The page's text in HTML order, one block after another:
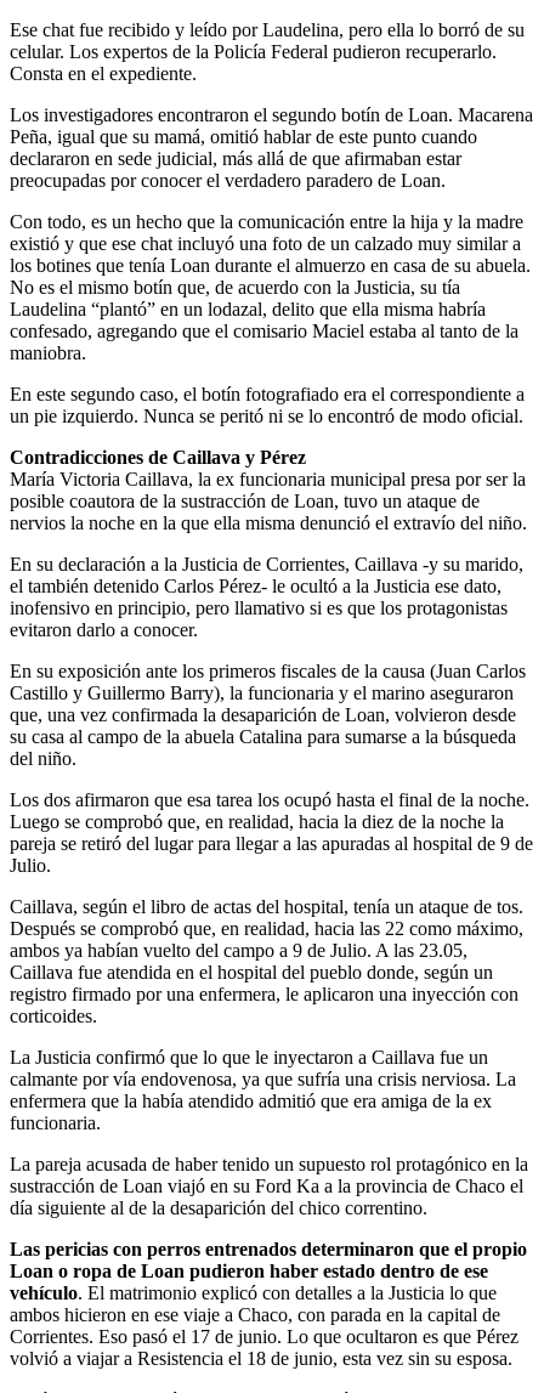
Ese chat fue recibido y leído por Laudelina, pero ella lo borró de su
celular. Los expertos de la Policía Federal pudieron recuperarlo.
Consta en el expediente.
Los investigadores encontraron el segundo botín de Loan. Macarena
Peña, igual que su mamá, omitió hablar de este punto cuando
declararon en sede judicial, más allá de que afirmaban estar
preocupadas por conocer el verdadero paradero de Loan.
Con todo, es un hecho que la comunicación entre la hija y la madre
existió y que ese chat incluyó una foto de un calzado muy similar a
los botines que tenía Loan durante el almuerzo en casa de su abuela.
No es el mismo botín que, de acuerdo con la Justicia, su tía
Laudelina “plantó” en un lodazal, delito que ella misma habría
confesado, agregando que el comisario Maciel estaba al tanto de la
maniobra.
En este segundo caso, el botín fotografiado era el correspondiente a
un pie izquierdo. Nunca se peritó ni se lo encontró de modo oficial.
Contradicciones de Caillava y Pérez
María Victoria Caillava, la ex funcionaria municipal presa por ser la
posible coautora de la sustracción de Loan, tuvo un ataque de
nervios la noche en la que ella misma denunció el extravío del niño.
En su declaración a la Justicia de Corrientes, Caillava -y su marido,
el también detenido Carlos Pérez- le ocultó a la Justicia ese dato,
inofensivo en principio, pero llamativo si es que los protagonistas
evitaron darlo a conocer.
En su exposición ante los primeros fiscales de la causa (Juan Carlos
Castillo y Guillermo Barry), la funcionaria y el marino aseguraron
que, una vez confirmada la desaparición de Loan, volvieron desde
su casa al campo de la abuela Catalina para sumarse a la búsqueda
del niño.
Los dos afirmaron que esa tarea los ocupó hasta el final de la noche.
Luego se comprobó que, en realidad, hacia la diez de la noche la
pareja se retiró del lugar para llegar a las apuradas al hospital de 9 de
Julio.
Caillava, según el libro de actas del hospital, tenía un ataque de tos.
Después se comprobó que, en realidad, hacia las 22 como máximo,
ambos ya habían vuelto del campo a 9 de Julio. A las 23.05,
Caillava fue atendida en el hospital del pueblo donde, según un
registro firmado por una enfermera, le aplicaron una inyección con
corticoides.
La Justicia confirmó que lo que le inyectaron a Caillava fue un
calmante por vía endovenosa, ya que sufría una crisis nerviosa. La
enfermera que la había atendido admitió que era amiga de la ex
funcionaria.
La pareja acusada de haber tenido un supuesto rol protagónico en la
sustracción de Loan viajó en su Ford Ka a la provincia de Chaco el
día siguiente al de la desaparición del chico correntino.
Las pericias con perros entrenados determinaron que el propio
Loan o ropa de Loan pudieron haber estado dentro de ese
vehículo. El matrimonio explicó con detalles a la Justicia lo que
ambos hicieron en ese viaje a Chaco, con parada en la capital de
Corrientes. Eso pasó el 17 de junio. Lo que ocultaron es que Pérez
volvió a viajar a Resistencia el 18 de junio, esta vez sin su esposa.